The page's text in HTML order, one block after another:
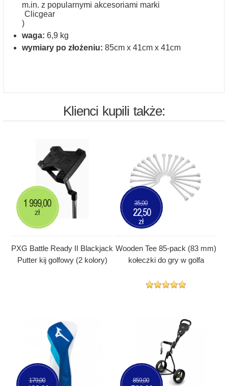
m.in. z popularnymi akcesoriami marki
Clicgear
)
waga: 6,9 kg
wymiary po złożeniu: 85cm x 41cm x 41cm
Klienci kupili także:
PXG Battle Ready II Blackjack
Putter kij golfowy (2 kolory)
1 999,00
zł
Wooden Tee 85-pack (83 mm)
kołeczki do gry w golfa
35,00
22,50
zł
179,00 859,00